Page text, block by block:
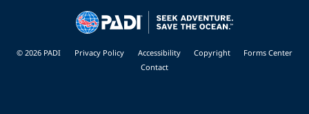
© 2026 PADI Privacy Policy Accessibility Copyright
Forms Center
Contact